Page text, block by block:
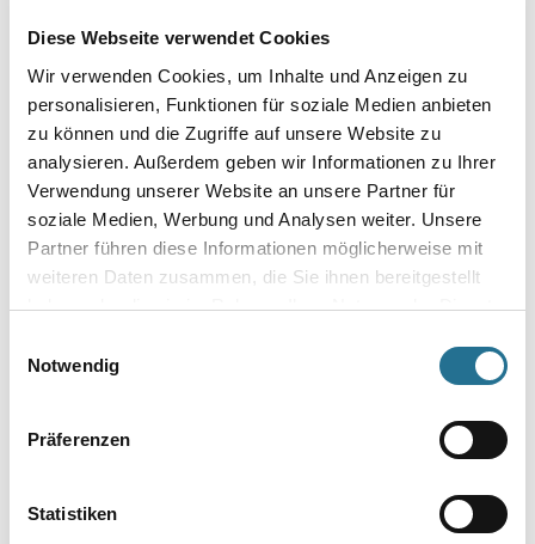
Diese Webseite verwendet Cookies
Wir verwenden Cookies, um Inhalte und Anzeigen zu
personalisieren, Funktionen für soziale Medien anbieten
zu können und die Zugriffe auf unsere Website zu
analysieren. Außerdem geben wir Informationen zu Ihrer
Verwendung unserer Website an unsere Partner für
soziale Medien, Werbung und Analysen weiter. Unsere
Partner führen diese Informationen möglicherweise mit
weiteren Daten zusammen, die Sie ihnen bereitgestellt
haben oder die sie im Rahmen Ihrer Nutzung der Dienste
Notwendig
Präferenzen
Statistiken
PRODUKTEIGENSCHAFTEN
Produkteigenschaft
- Thermisch unempfindlich
- Blendfreie Verarbeitung
- Baustoffklasse B1 (DIN 4102), E (DIN EN 13501)
Verbrauch